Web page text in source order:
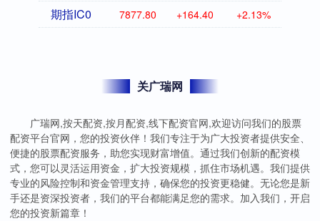
期指IC0 7877.80 +164.40 +2.13%
关广瑞网
广瑞网,按天配资,按月配资,线下配资官网,欢迎访问我们的股票
配资平台官网，您的投资伙伴！我们专注于为广大投资者提供安全、
便捷的股票配资服务，助您实现财富增值。通过我们创新的配资模
式，您可以灵活运用资金，扩大投资规模，抓住市场机遇。我们提供
专业的风险控制和资金管理支持，确保您的投资更稳健。无论您是新
手还是资深投资者，我们的平台都能满足您的需求。加入我们，开启
您的投资新篇章！